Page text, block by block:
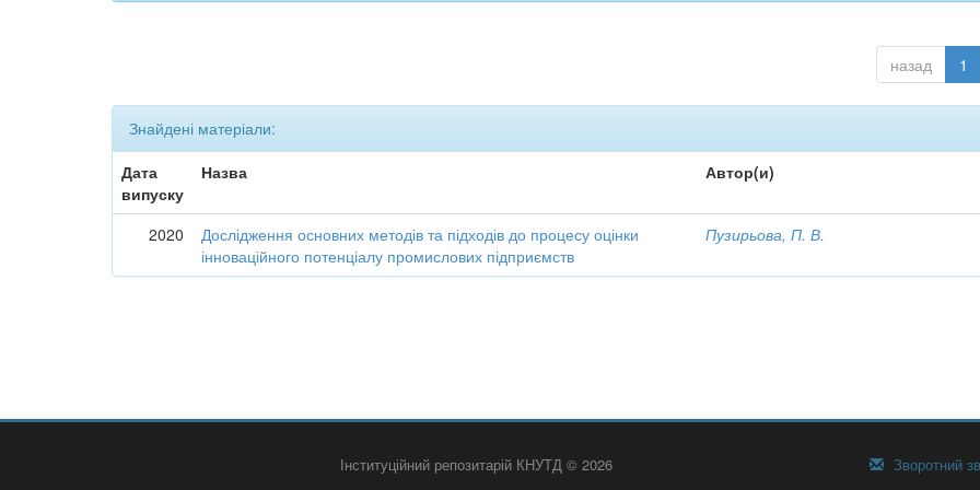
назад 1
Знайдені матеріали:
Дата
випуску
Назва Автор(и)
2020
Дослідження основних методів та підходів до процесу оцінки
інноваційного потенціалу промислових підприємств
Пузирьова, П. В.
Інституційний репозитарій КНУТД © 2026 Зворотний